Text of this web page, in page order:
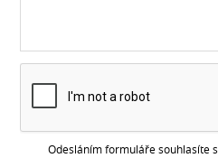
Odesláním formuláře souhlasíte s